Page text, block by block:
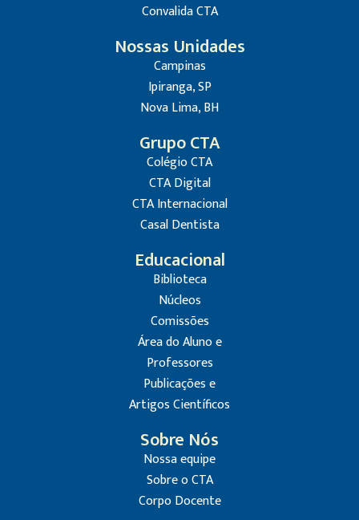
Convalida CTA
Nossas Unidades
Campinas
Ipiranga, SP
Nova Lima, BH
Grupo CTA
Colégio CTA
CTA Digital
CTA Internacional
Casal Dentista
Educacional
Biblioteca
Núcleos
Comissões
Área do Aluno e
Professores
Publicações e
Artigos Científicos
Sobre Nós
Nossa equipe
Sobre o CTA
Corpo Docente